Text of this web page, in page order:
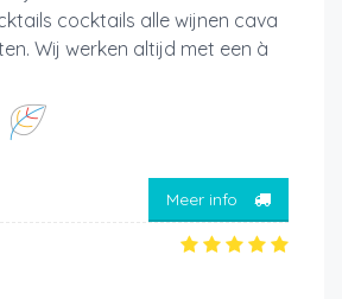
cocktails alle wijnen cava
Wij werken altijd met een à
Meer info